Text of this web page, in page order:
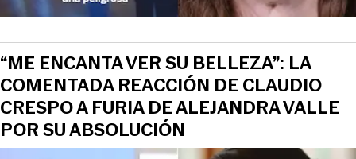
“ME ENCANTA VER SU BELLEZA”: LA
COMENTADA REACCIÓN DE CLAUDIO
CRESPO A FURIA DE ALEJANDRA VALLE
POR SU ABSOLUCIÓN